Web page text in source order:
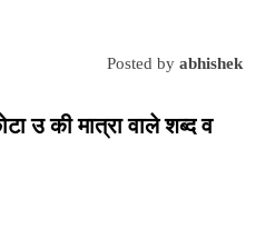
Posted byabhishek
उ की मात्रा वाले शब्द व